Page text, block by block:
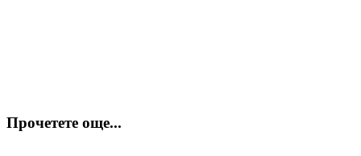
Прочетете още...